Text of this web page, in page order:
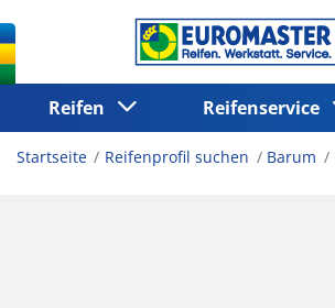
Reifen Reifenservice
Startseite Reifenprofil suchen Barum